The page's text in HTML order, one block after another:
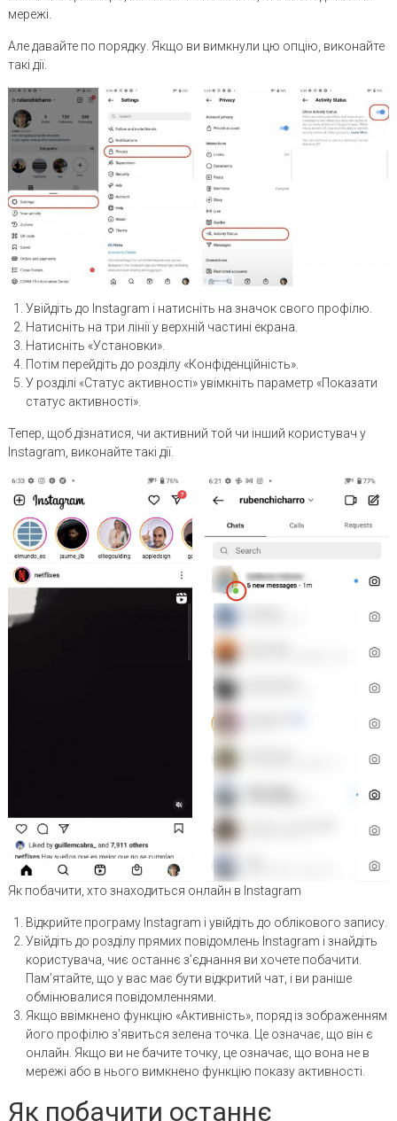
мережі.
Але давайте по порядку. Якщо ви вимкнули цю опцію, виконайте
такі дії.
Увійдіть до Instagram і натисніть на значок свого профілю.
Натисніть на три лінії у верхній частині екрана.
Натисніть «Установки».
Потім перейдіть до розділу «Конфіденційність».
У розділі «Статус активності» увімкніть параметр «Показати
статус активності».
Тепер, щоб дізнатися, чи активний той чи інший користувач у
Instagram, виконайте такі дії.
Як побачити, хто знаходиться онлайн в Instagram
Відкрийте програму Instagram і увійдіть до облікового запису.
Увійдіть до розділу прямих повідомлень Instagram і знайдіть
користувача, чиє останнє з’єднання ви хочете побачити.
Пам’ятайте, що у вас має бути відкритий чат, і ви раніше
обмінювалися повідомленнями.
Якщо ввімкнено функцію «Активність», поряд із зображенням
його профілю з’явиться зелена точка. Це означає, що він є
онлайн. Якщо ви не бачите точку, це означає, що вона не в
мережі або в нього вимкнено функцію показу активності.
Як побачити останнє